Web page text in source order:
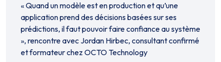
« Quand un modèle est en production et qu’une
application prend des décisions basées sur ses
prédictions, il faut pouvoir faire confiance au système
», rencontre avec Jordan Hirbec, consultant confirmé
et formateur chez OCTO Technology